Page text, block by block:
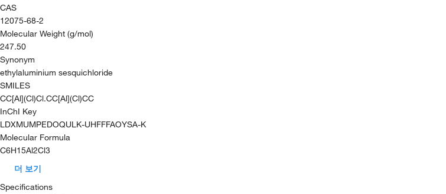
CAS
12075-68-2
Molecular Weight (g/mol)
247.50
Synonym
ethylaluminium sesquichloride
SMILES
CC[Al](Cl)Cl.CC[Al](Cl)CC
InChI Key
LDXMUMPEDOQULK-UHFFFAOYSA-K
Molecular Formula
C6H15Al2Cl3
더 보기
Specifications